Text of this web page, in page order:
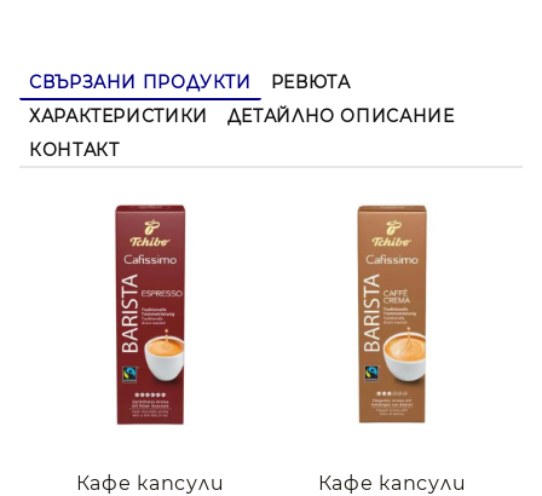
СВЪРЗАНИ ПРОДУКТИ
РЕВЮТА
ХАРАКТЕРИСТИКИ
ДЕТАЙЛНО ОПИСАНИЕ
КОНТАКТ
Кафе капсули
Кафе капсули